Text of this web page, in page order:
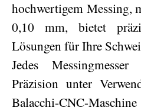
hochwertigem Messing,
0,10 mm, bietet
Lösungen für Ihre
Jedes
Präzision unter
Balacchi-CNC-